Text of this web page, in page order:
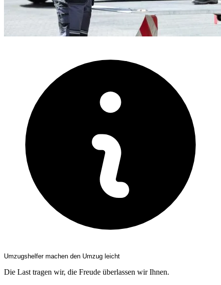
Umzugshelfer machen den Umzug leicht
Die Last tragen wir, die Freude überlassen wir Ihnen.